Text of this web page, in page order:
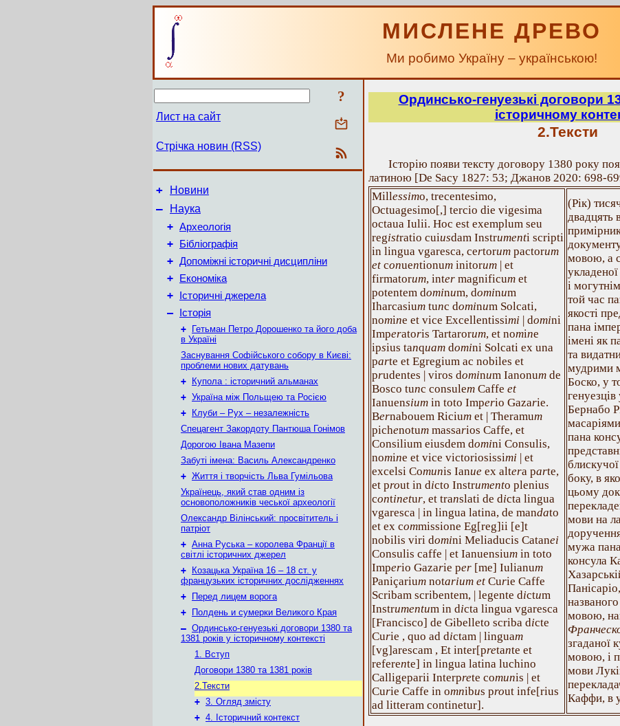
МИСЛЕНЕ ДРЕВО
Ми робимо Україну – українською!
?
Лист на сайт
Стрічка новин (RSS)
+ Новини
–
Наука
+ Археологія
+ Бібліографія
+ Допоміжні історичні дисципліни
+ Економіка
+ Історичні джерела
– Історія
+
Гетьман Петро Дорошенко та його доба
в Україні
Заснування Софійського собору в Києві:
проблеми нових датувань
+
Купола : історичний альманах
+ Україна між Польщею та Росією
+
Клуби – Рух – незалежність
Спецагент Закордоту Пантюша Гонімов
Дорогою Івана Мазепи
Забуті імена: Василь Александренко
+ Життя і творчість Льва Гумільова
Українець, який став одним із
основоположників чеської археології
Олександр Вілінський: просвітитель і
патріот
+ Анна Руська – королева Франції в
світлі історичних джерел
+
Козацька Україна 16 – 18 ст. у
французьких історичних дослідженнях
+
Перед лицем ворога
+
Полдень и сумерки Великого Края
– Ординсько-генуезькі договори 1380 та
1381 років у історичному контексті
1. Вступ
Договори 1380 та 1381 років
2.Тексти
+ 3. Огляд змісту
+ 4. Історичний контекст
Ординсько-генуезькі договори
історичному
2.Тексти
Історію появи тексту договору 1380 року
латиною [De Sacy 1827: 53; Джанов 2020: 698-
Millessimo, trecentesimo,
Octuagesimo[,] tercio die vigesima
octaua Iulii. Hoc est exemplum seu
registratio cuiusdam Instrumenti scripti
in lingua vgaresca, certorum pactorum
et conuentionum initorum | et
firmatorum, inter magnificum et
potentem dominum, dominum
Iharcasium tunc dominum Solcati,
nomine et vice Excellentissimi | domini
Imperatoris Tartarorum, et nomine
ipsius tanquam domini Solcati ex una
parte et Egregium ac nobiles et
prudentes | viros dominum Ianonum de
Bosco tunc consulem Caffe et
Ianuensium in toto Imperio Gazarie.
Bernabouem Ricium et | Theramum
pichenotum massarios Caffe, et
Consilium eiusdem domini Consulis,
nomine et vice victoriosissimi | et
excelsi Comunis Ianue ex altera parte,
et prout in dicto Instrumento plenius
continetur, et translati de dicta lingua
vgaresca | in lingua latina, de mandato
et ex commissione Eg[reg]ii [e]t
nobilis viri domini Meliaducis Catanei
Consulis caffe | et Ianuensium in toto
Imperio Gazarie per [me] Iulianum
Paniçarium notarium et Curie Caffe
Scribam scribentem, | legente dictum
Instrumentum in dicta lingua vgaresca
[Francisco] de Gibelleto scriba dicte
Curie , quo ad dictam | linguam
[vg]arescam , Et inter[pretante et
referente] in lingua latina luchino
Calligeparii Interprete comunis | et
Curie Caffe in omnibus prout infe[rius
ad litteram continetur].
(Рік)
двадцять
мовою, а
і
той час
якості
пана
імені як
та
мудрими
Боско, у
Бернабо
пана
боку, в
цьому
мови на
мужа
консула
мовою,
згаданої
мовою, і
мови
Каффи, в